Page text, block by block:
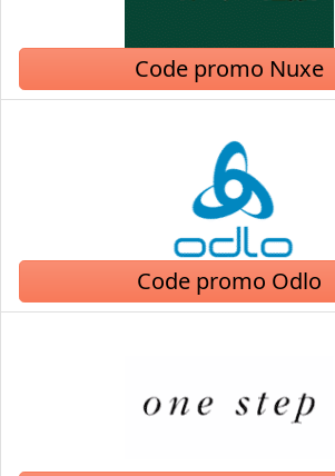
Code promo Nuxe
Code promo Odlo